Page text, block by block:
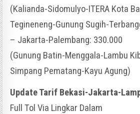
(Kalianda-Sidomulyo-ITERA Kota
Tegineneng-Gunung Sugih-
– Jakarta-Palembang: 330.000
(Gunung Batin-Menggala-Lambu
Simpang Pematang-Kayu Agung)
Update Tarif Bekasi-Jakarta-
Full Tol Via Lingkar Dalam